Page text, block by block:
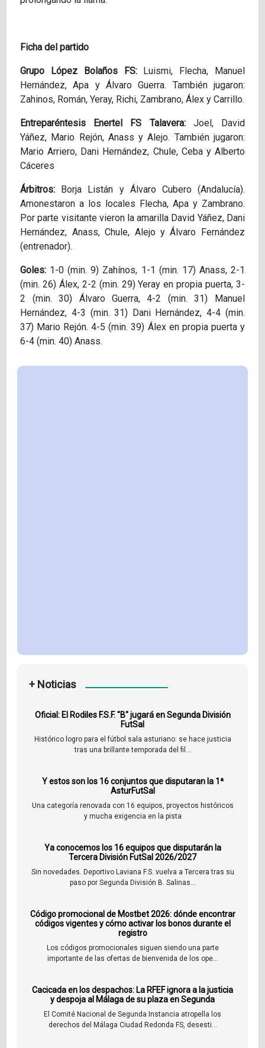
Ficha del partido
Grupo López Bolaños FS:Luismi, Flecha, Manuel
Hernández, Apa y Álvaro Guerra. También jugaron:
Zahinos, Román, Yeray, Richi, Zambrano, Álex y Carrillo.
Entreparéntesis Enertel FS Talavera:Joel, David
Yáñez, Mario Rejón, Anass y Alejo. También jugaron:
Mario Arriero, Dani Hernández, Chule, Ceba y Alberto
Cáceres
Árbitros: Borja Listán y Álvaro Cubero (Andalucía).
Amonestaron a los locales Flecha, Apa y Zambrano.
Por parte visitante vieron la amarilla David Yáñez, Dani
Hernández, Anass, Chule, Alejo y Álvaro Fernández
(entrenador).
Goles: 1-0 (min. 9) Zahínos, 1-1 (min. 17) Anass, 2-1
(min. 26) Álex, 2-2 (min. 29) Yeray en propia puerta, 3-
2 (min. 30) Álvaro Guerra, 4-2 (min. 31) Manuel
Hernández, 4-3 (min. 31) Dani Hernández, 4-4 (min.
37) Mario Rejón. 4-5 (min. 39) Álex en propia puerta y
6-4 (min. 40) Anass.
+ Noticias
Oficial: El Rodiles F.S.F. "B" jugará en Segunda División
FutSal
Histórico logro para el fútbol sala asturiano: se hace justicia
tras una brillante temporada del fil...
Y estos son los 16 conjuntos que disputaran la 1ª
AsturFutSal
Una categoría renovada con 16 equipos, proyectos históricos
y mucha exigencia en la pista
Ya conocemos los 16 equipos que disputarán la
Tercera División FutSal 2026/2027
Sin novedades. Deportivo Laviana F.S. vuelva a Tercera tras su
paso por Segunda División B. Salinas...
Código promocional de Mostbet 2026: dónde encontrar
códigos vigentes y cómo activar los bonos durante el
registro
Los códigos promocionales siguen siendo una parte
importante de las ofertas de bienvenida de los ope...
Cacicada en los despachos: La RFEF ignora a la justicia
y despoja al Málaga de su plaza en Segunda
El Comité Nacional de Segunda Instancia atropella los
derechos del Málaga Ciudad Redonda FS, desesti...